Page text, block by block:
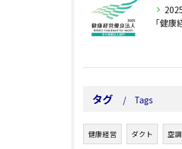
タグ Tags
健康経営 ダクト 空調